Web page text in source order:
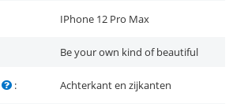
IPhone 12 Pro Max
Be your own kind of beautiful
: Achterkant en zijkanten